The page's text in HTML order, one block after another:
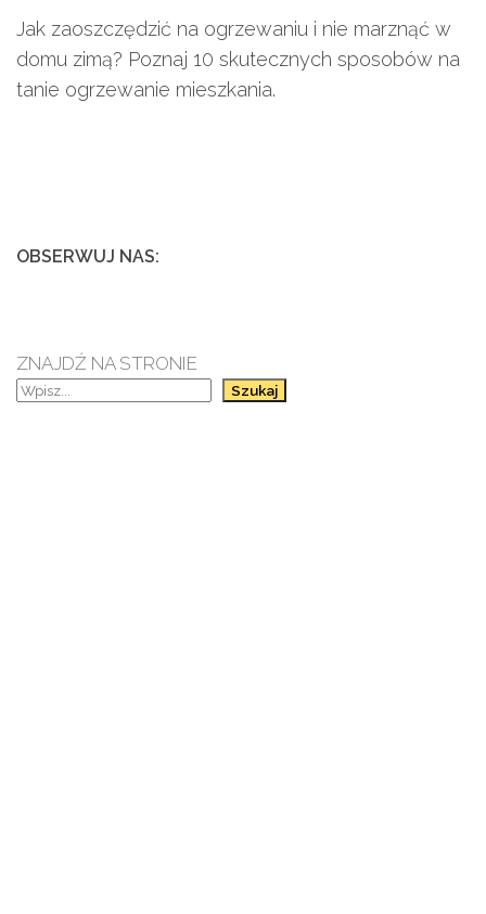
Jak zaoszczędzić na ogrzewaniu i nie marznąć w
domu zimą? Poznaj 10 skutecznych sposobów na
tanie ogrzewanie mieszkania.
OBSERWUJ NAS:
ZNAJDŹ NA STRONIE
Szukaj